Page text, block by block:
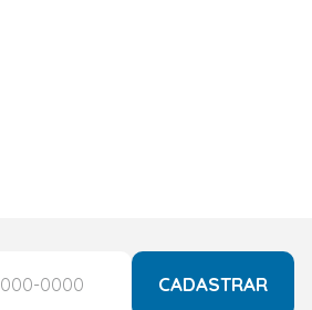
CADASTRAR